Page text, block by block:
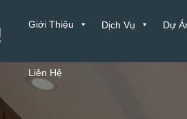
Giới Thiệu Dịch Vụ Dự
Liên Hệ